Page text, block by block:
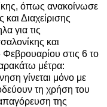
όπως ανακοίνωσε
Διαχείρισης
για τις
και
Φεβρουαρίου στις 6 το
μέτρα:
γίνεται μόνο με
τη χρήση του
της